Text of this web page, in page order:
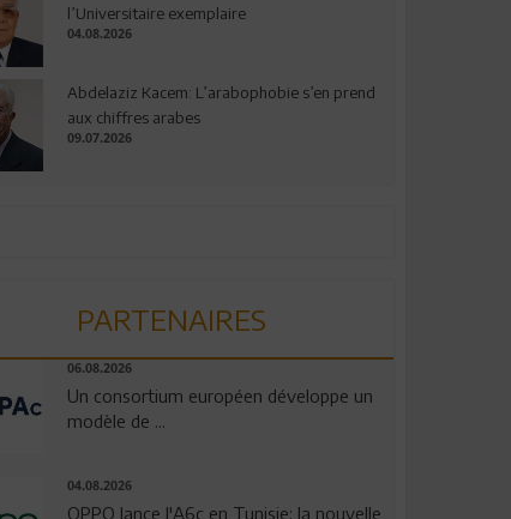
l’Universitaire exemplaire
04.08.2026
Abdelaziz Kacem: L’arabophobie s’en prend
aux chiffres arabes
09.07.2026
PARTENAIRES
06.08.2026
Un consortium européen développe un
modèle de ...
04.08.2026
OPPO lance l'A6c en Tunisie: la nouvelle